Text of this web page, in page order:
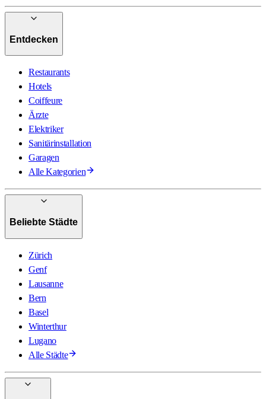
Entdecken
Restaurants
Hotels
Coiffeure
Ärzte
Elektriker
Sanitärinstallation
Garagen
Alle Kategorien
Beliebte Städte
Zürich
Genf
Lausanne
Bern
Basel
Winterthur
Lugano
Alle Städte